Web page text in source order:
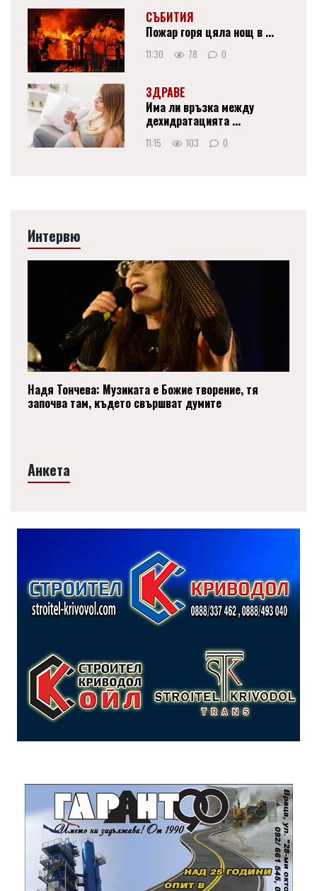
СЪБИТИЯ
Пожар горя цяла нощ в ...
11:30 78 0
ЗДРАВЕ
Има ли връзка между
дехидратацията ...
11:15 103 0
Интервю
Надя Тончева: Музиката е Божие творение, тя
започва там, където свършват думите
Анкета